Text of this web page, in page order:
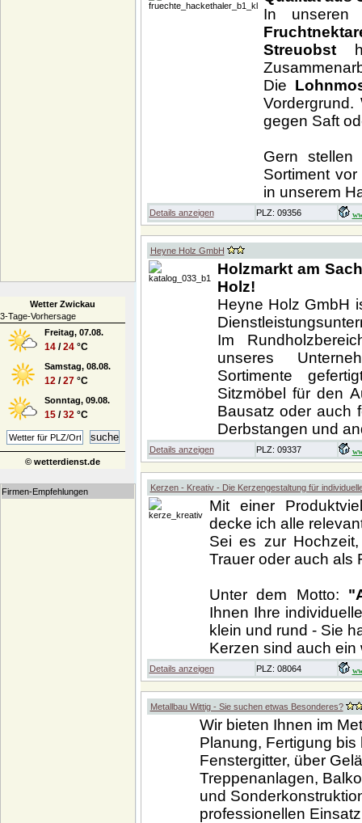
Wetter Zwickau
3-Tage-Vorhersage
Freitag, 07.08.
14 /24 °C
Samstag, 08.08.
12 /27 °C
Sonntag, 09.08.
15 /32 °C
© wetterdienst.de
Firmen-Empfehlungen
In unseren
Streuobst
Die
gegen Saft
Gern stellen
Sortiment
in unserem
Details anzeigen PLZ: 09356
Heyne Holz GmbH
Holzmarkt am
Holz!
Heyne Holz GmbH
Im
unseres
Sortimente
Sitzmöbel für den
Bausatz oder auch
Derbstangen und
Details anzeigen PLZ: 09337
Kerzen - Kreativ - Die Kerzengestaltung für
Mit einer
decke ich alle
Sei es zur
Trauer oder auch als
Unter dem Motto:
Ihnen Ihre
klein und rund - Sie
Kerzen sind auch
Details anzeigen PLZ: 08064
Metallbau Wittig - Sie suchen etwas Besonderes?
Wir bieten Ihnen im
Planung, Fertigung
Fenstergitter, über
Treppenanlagen,
und
professionellen